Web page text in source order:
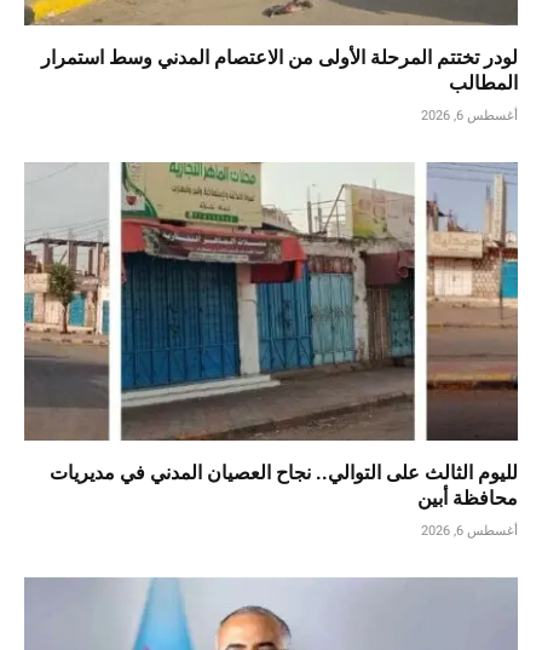
لودر تختتم المرحلة الأولى من الاعتصام المدني وسط استمرار
المطالب
أغسطس 6, 2026
لليوم الثالث على التوالي.. نجاح العصيان المدني في مديريات
محافظة أبين
أغسطس 6, 2026